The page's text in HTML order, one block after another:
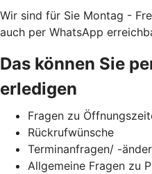
Wir sind für Sie Montag -
auch per WhatsApp
Das können Sie
erledigen
Fragen zu
Rückrufwünsche
Terminanfragen/ -
Allgemeine Fragen zu